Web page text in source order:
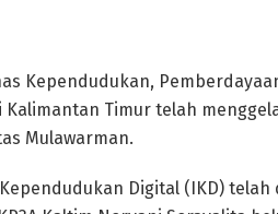
Kependudukan,
Timur telah
Mulawarman.
Digital (IKD) telah